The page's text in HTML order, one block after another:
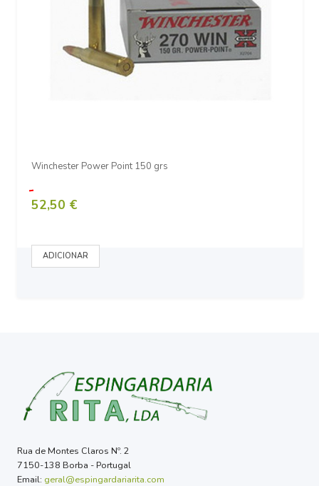
Winchester Power Point 150 grs
52,50 €
Rua de Montes Claros Nº. 2
7150-138 Borba - Portugal
Email: geral@espingardariarita.com